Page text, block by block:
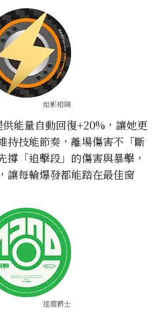
如影相隨
供能量自動回復+20%，讓她更
持技能節奏，離場傷害不「斷
撐「追擊段」的傷害與暴擊，
讓每輪爆發都能踏在最佳窗
搖擺爵士